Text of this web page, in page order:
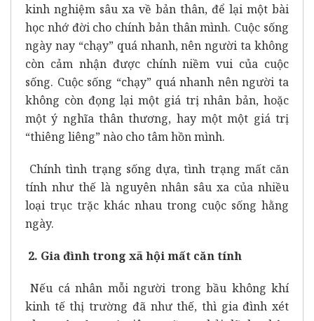
kinh nghiệm sâu xa về bản thân, để lại một bài
học nhớ đời cho chính bản thân mình. Cuộc sống
ngày nay “chạy” quá nhanh, nên người ta không
còn cảm nhận được chính niềm vui của cuộc
sống. Cuộc sống “chạy” quá nhanh nên người ta
không còn đọng lại một giá trị nhân bản, hoặc
một ý nghĩa thân thương, hay một một giá trị
“thiêng liêng” nào cho tâm hồn mình.
Chính tình trạng sống dựa, tình trạng mất căn
tính như thế là nguyên nhân sâu xa của nhiều
loại trục trặc khác nhau trong cuộc sống hằng
ngày.
2. Gia đình trong xã hội mất căn tính
Nếu cá nhân mỗi người trong bầu không khí
kinh tế thị trường đã như thế, thì gia đình xét